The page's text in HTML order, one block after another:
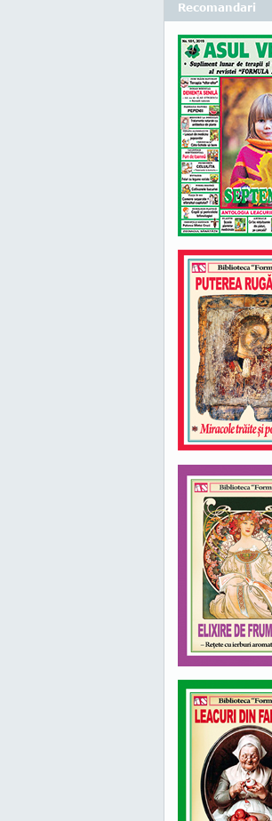
Recomandari